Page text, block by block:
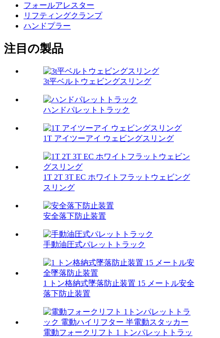
フォールアレスター
リフティングクランプ
ハンドプラー
注目の製品
3t平ベルトウェビングスリング
ハンドパレットトラック
1T アイツーアイ ウェビングスリング
1T 2T 3T EC ホワイトフラットウェビング
スリング
安全落下防止装置
手動油圧式パレットトラック
1 トン格納式墜落防止装置 15 メートル安全
落下防止装置
電動フォークリフト 1 トンパレットトラッ